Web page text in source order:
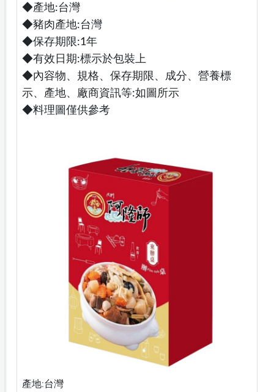
◆產地:台灣
◆豬肉產地:台灣
◆保存期限:1年
◆有效日期:標示於包裝上
◆內容物、規格、保存期限、成分、營養標
示、產地、廠商資訊等:如圖所示
◆料理圖僅供參考
產地:台灣